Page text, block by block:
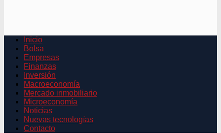
Inicio
Bolsa
Empresas
Finanzas
Inversión
Macroeconomía
Mercado inmobiliario
Microeconomía
Noticias
Nuevas tecnologías
Contacto